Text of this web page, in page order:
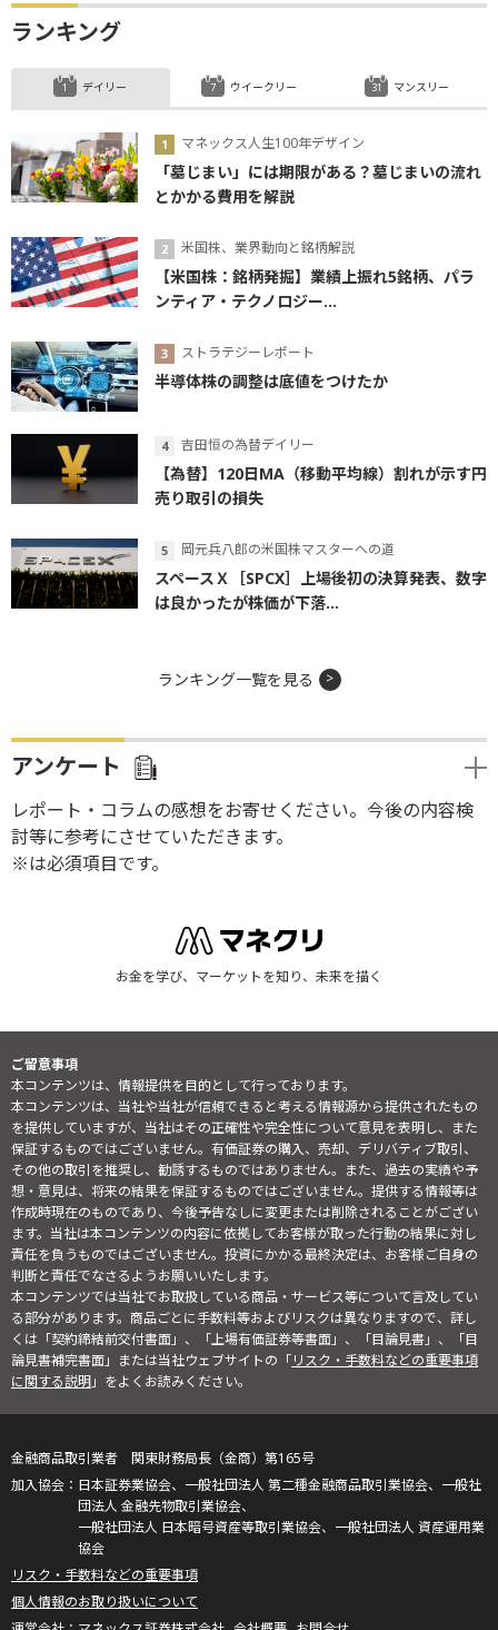
ランキング
デイリー
マネックス人生100年デザイン
「墓じまい」には期限がある？墓じまいの流れ
とかかる費用を解説
米国株、業界動向と銘柄解説
【米国株：銘柄発掘】業績上振れ5銘柄、パラ
ンティア・テクノロジー...
ストラテジーレポート
半導体株の調整は底値をつけたか
吉田恒の為替デイリー
【為替】120日MA（移動平均線）割れが示す円
売り取引の損失
岡元兵八郎の米国株マスターへの道
スペースＸ［SPCX］上場後初の決算発表、数字
は良かったが株価が下落...
ウイークリー マンスリー
ランキング一覧を見る
アンケート
レポート・コラムの感想をお寄せください。今後の内容検
討等に参考にさせていただきます。
※は必須項目です。
お金を学び、マーケットを知り、未来を描く
ご留意事項
本コンテンツは、情報提供を目的として行っております。
本コンテンツは、当社や当社が信頼できると考える情報源から提供されたもの
を提供していますが、当社はその正確性や完全性について意見を表明し、また
保証するものではございません。有価証券の購入、売却、デリバティブ取引、
その他の取引を推奨し、勧誘するものではありません。また、過去の実績や予
想・意見は、将来の結果を保証するものではございません。提供する情報等は
作成時現在のものであり、今後予告なしに変更または削除されることがござい
ます。当社は本コンテンツの内容に依拠してお客様が取った行動の結果に対し
責任を負うものではございません。投資にかかる最終決定は、お客様ご自身の
判断と責任でなさるようお願いいたします。
本コンテンツでは当社でお取扱している商品・サービス等について言及してい
る部分があります。商品ごとに手数料等およびリスクは異なりますので、詳し
くは「契約締結前交付書面」、「上場有価証券等書面」、「目論見書」、「目
論見書補完書面」または当社ウェブサイトの「リスク・手数料などの重要事項
に関する説明」をよくお読みください。
金融商品取引業者 関東財務局長（金商）第165号
日本証券業協会、一般社団法人 第二種金融商品取引業協会、一般社
団法人 金融先物取引業協会、
一般社団法人 日本暗号資産等取引業協会、一般社団法人 資産運用業
協会
リスク・手数料などの重要事項
個人情報のお取り扱いについて